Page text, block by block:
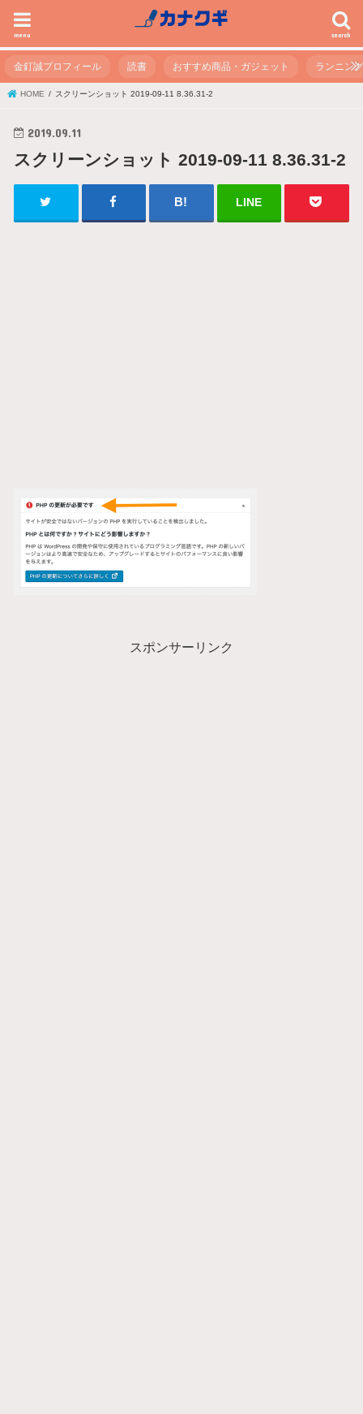
search
menu
金釘誠プロフィール 読書 おすすめ商品・ガジェット ランニング
HOME スクリーンショット 2019-09-11 8.36.31-2
2019.09.11
スクリーンショット 2019-09-11 8.36.31-2
LINE
スポンサーリンク